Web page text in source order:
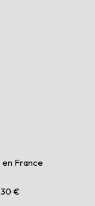
France
€